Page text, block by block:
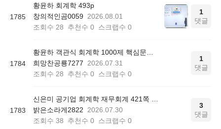
1785
황윤하 회계학 493p
창의적인곰0059
2026.08.01
조회수 28 추천수 0 스크랩수 0
1
댓글
1784
희망찬공룡7277
2026.07.31
조회수 28 추천수 0 스크랩수 0
1
댓글
1783
밝은소라게2822
2026.07.30
조회수 38 추천수 0 스크랩수 0
3
댓글